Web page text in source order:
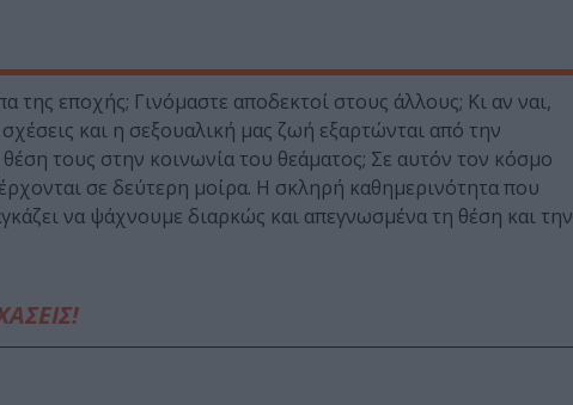
εποχής; Γινόμαστε αποδεκτοί στους άλλους; Κι αν ναι,
και η σεξουαλική μας ζωή εξαρτώνται από την
τους στην κοινωνία του θεάματος; Σε αυτόν τον κόσμο
σε δεύτερη μοίρα. Η σκληρή καθημερινότητα που
να ψάχνουμε διαρκώς και απεγνωσμένα τη θέση και την